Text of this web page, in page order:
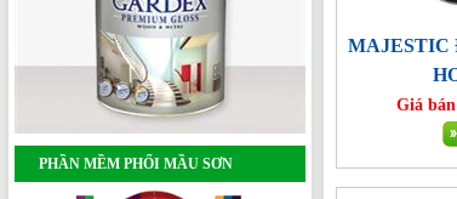
PHẦN MỀM PHỐI MẦU SƠN
MAJESTIC
Giá